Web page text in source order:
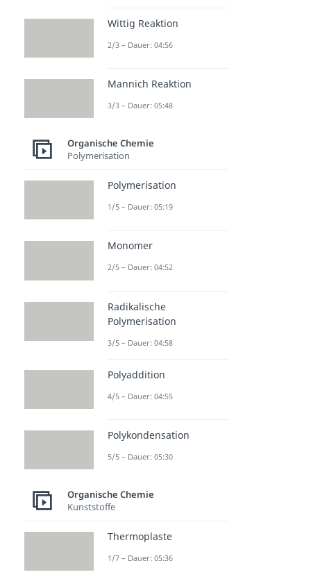
Wittig Reaktion
2/3 – Dauer: 04:56
Mannich Reaktion
3/3 – Dauer: 05:48
Organische Chemie
Polymerisation
Polymerisation
1/5 – Dauer: 05:19
Monomer
2/5 – Dauer: 04:52
Radikalische
Polymerisation
3/5 – Dauer: 04:58
Polyaddition
4/5 – Dauer: 04:55
Polykondensation
5/5 – Dauer: 05:30
Organische Chemie
Kunststoffe
Thermoplaste
1/7 – Dauer: 05:36